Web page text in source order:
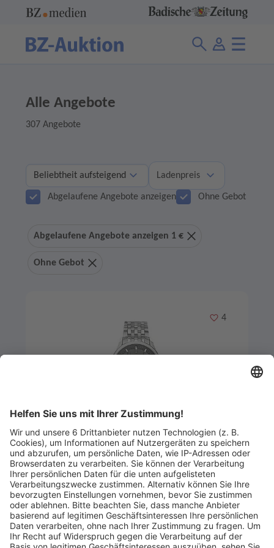
Alle Angebote
307 Angebote
Ladenpreis
Abgelaufene Angebote anzeigen Ohne Gebot
Abgelaufene Angebote anzeigen 1 €
Ohne Gebot
Merken
4
Artikel-ID: 3209 0
Abeler & Söhne
Matthias Lewalter